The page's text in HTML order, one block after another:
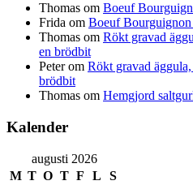
Thomas om Boeuf
Frida om Boeuf
Thomas om Rökt gravad
en brödbit
Peterom Rökt gravad
brödbit
Thomas om Hemgjord
Kalender
augusti 2026
M T O T F L
S